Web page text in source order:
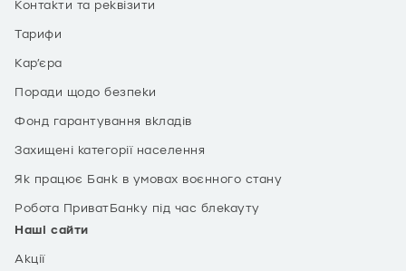
Контакти та реквізити
Тарифи
Кар’єра
Поради щодо безпеки
Фонд гарантування вкладів
Захищені категорії населення
Як працює Банк в умовах воєнного стану
Робота ПриватБанку під час блекауту
Наші сайти
Акції